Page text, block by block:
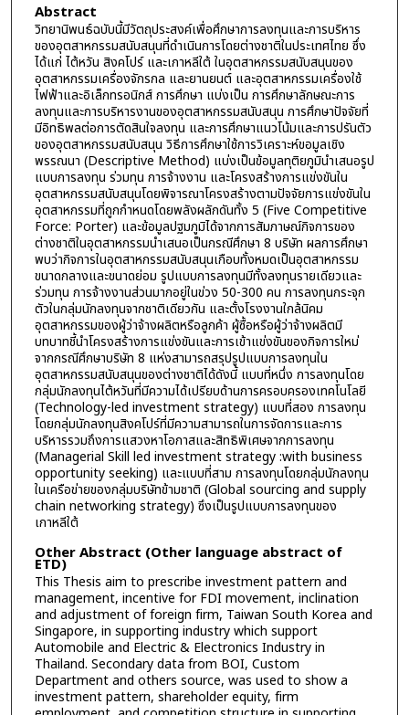
Abstract
วิทยานิพนธ์ฉบับนี้มีวัตถุประสงค์เพื่อศึกษาการลงทุนและการบริหาร
ของอุตสาหกรรมสนับสนุนที่ดำเนินการโดยต่างชาติในประเทศไทย ซึ่ง
ได้แก่ ไต้หวัน สิงคโปร์ และเกาหลีใต้ ในอุตสาหกรรมสนับสนุนของ
อุตสาหกรรมเครื่องจักรกล และยานยนต์ และอุตสาหกรรมเครื่องใช้
ไฟฟ้าและอิเล็กทรอนิกส์ การศึกษา แบ่งเป็น การศึกษาลักษณะการ
ลงทุนและการบริหารงานของอุตสาหกรรมสนับสนุน การศึกษาปัจจัยที่
มีอิทธิพลต่อการตัดสินใจลงทุน และการศึกษาแนวโน้มและการปรันตัว
ของอุตสาหกรรมสนับสนุน วิธีการศึกษาใช้การวิเคราะห์ขอมูลเชิง
พรรณนา (Descriptive Method) แบ่งเป็นข้อมูลทุติยภูมินำเสนอรูป
แบบการลงทุน ร่วมทุน การจ้างงาน และโครงสร้างการแข่งขันใน
อุตสาหกรรมสนับสนุนโดยพิจารณาโครงสร้างตามปัจจัยการแข่งขันใน
อุตสาหกรรมที่ถูกกำหนดโดยพลังผลักดันทั้ง 5 (Five Competitive
Force: Porter) และข้อมูลปฐมภูมิได้จากการสัมภาษณ์กิจการของ
ต่างชาติในอุตสาหกรรมนำเสนอเป็นกรณีศึกษา 8 บริษัท ผลการศึกษา
พบว่ากิจการในอุตสาหกรรมสนับสนุนเกือบทั้งหมดเป็นอุตสาหกรรม
ขนาดกลางและขนาดย่อม รูปแบบการลงทุนมีทั้งลงทุนรายเดียวและ
ร่วมทุน การจ้างงานส่วนมากอยู่ในข่วง 50-300 คน การลงทุนกระจุก
ตัวในกลุ่มนักลงทุนจากชาติเดียวกัน และตั้งโรงงานใกล้นิคม
อุตสาหกรรมของผู้ว่าจ้างผลิตหรือลูกค้า ผู้ซื้อหรือผู้ว่าจ้างผลิตมี
บทบาทชี้นำโครงสร้างการแข่งขันและการเข้าแข่งขันของกิจการใหม่
จากกรณีศึกษาบริษัท 8 แห่งสามารถสรุปรูปแบบการลงทุนใน
อุตสาหกรรมสนับสนุนของต่างชาติได้ดังนี้ แบบที่หนึ่ง การลงทุนโดย
กลุ่มนักลงทุนไต้หวันที่มีความได้เปรียบด้านการครอบครองเทคโนโลยี
(Technology-led investment strategy) แบบที่สอง การลงทุน
โดยกลุ่มนักลงทุนสิงคโปร์ที่มีความสามารถในการจัดการและการ
บริหารรวมถึงการแสวงหาโอกาสและสิทธิพิเศษจากการลงทุน
(Managerial Skill led investment strategy :with business
opportunity seeking) และแบบที่สาม การลงทุนโดยกลุ่มนักลงทุน
ในเครือข่ายของกลุ่มบริษัทข้ามชาติ (Global sourcing and supply
chain networking strategy) ซึงเป็นรูปแบบการลงทุนของ
เกาหลีใต้
Other Abstract (Other language abstract of
ETD)
This Thesis aim to prescribe investment pattern and
management, incentive for FDI movement, inclination
and adjustment of foreign firm, Taiwan South Korea and
Singapore, in supporting industry which support
Automobile and Electric & Electronics Industry in
Thailand. Secondary data from BOI, Custom
Department and others source, was used to show a
investment pattern, shareholder equity, firm